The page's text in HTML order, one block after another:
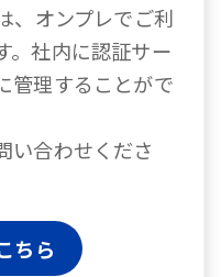
、オンプレでご利
。社内に認証サー
管理することがで
い合わせくださ
ちら